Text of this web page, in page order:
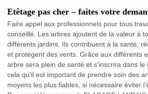
Etêtage pas cher – faites votre
Faire appel aux professionnels pour tous
conseillé. Les arbres ajoutent de la valeur à
différents jardins. Ils contribuent à la santé,
et protègent des vents. Grâce aux différents
arbre sera plein de santé et s'inscrira dans le
cela qu'il est important de prendre soin des
moyens les plus fiables, si nécessaire éviter